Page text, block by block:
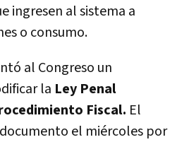
ingresen al sistema a
o consumo.
al Congreso un
la Ley Penal
Fiscal. El
el miércoles por